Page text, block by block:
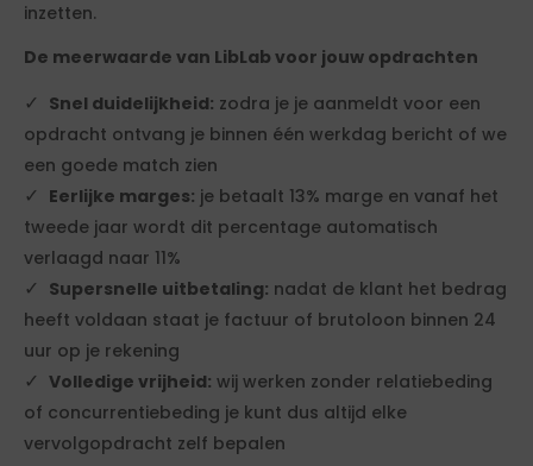
inzetten.
De meerwaarde van LibLab voor jouw opdrachten
Snel duidelijkheid: zodra je je aanmeldt voor een
opdracht ontvang je binnen één werkdag bericht of we
een goede match zien
Eerlijke marges: je betaalt 13% marge en vanaf het
tweede jaar wordt dit percentage automatisch
verlaagd naar 11%
Supersnelle uitbetaling: nadat de klant het bedrag
heeft voldaan staat je factuur of brutoloon binnen 24
uur op je rekening
Volledige vrijheid: wij werken zonder relatiebeding
of concurrentiebeding je kunt dus altijd elke
vervolgopdracht zelf bepalen